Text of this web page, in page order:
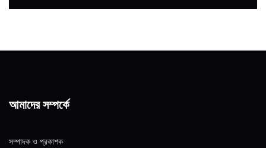
আমাদের সম্পর্কে
সম্পাদক ও প্রকাশক